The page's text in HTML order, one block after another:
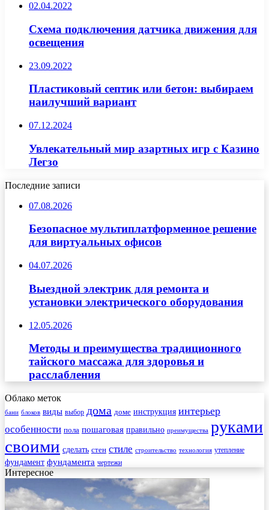
02.04.2022
Схема подключения датчика движения для
освещения
23.09.2022
Пластиковый септик или бетон: выбираем
наилучший вариант
07.12.2024
Увлекательный мир азартных игр с Казино
Легзо
Последние записи
07.08.2026
Безопасное мультиплатформенное решение
для виртуальных офисов
04.07.2026
Выездной электрик для ремонта и
установки электрического оборудования
12.05.2026
Методы и преимущества традиционного
тайского массажа для здоровья и
расслабления
Облако меток
бани блоков виды выбор дома доме инструкция интерьер
особенности пола пошаговая правильно преимущества руками
своими сделать стен стиле строительство технология утепление
фундамент фундамента чертежи
Интересное